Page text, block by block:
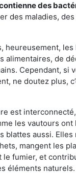
des
des maladies,
heureusement,
alimentaires, de
Cependant, si
ne doutez plus,
est
les vautours ont
blattes aussi.
mangent les
le fumier, et
éléments naturels.